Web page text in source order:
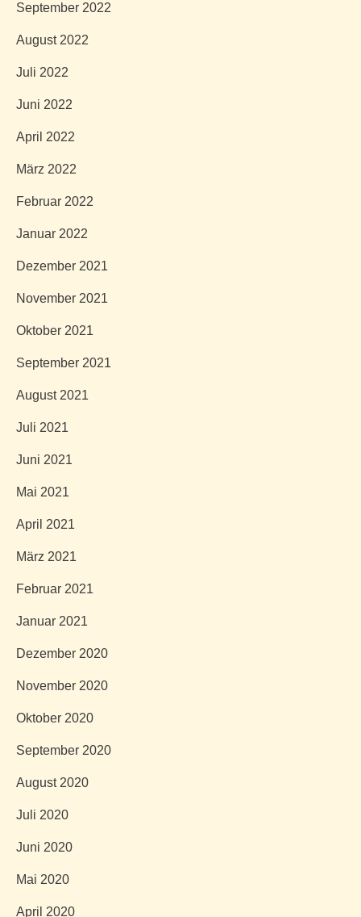
September 2022
August 2022
Juli 2022
Juni 2022
April 2022
März 2022
Februar 2022
Januar 2022
Dezember 2021
November 2021
Oktober 2021
September 2021
August 2021
Juli 2021
Juni 2021
Mai 2021
April 2021
März 2021
Februar 2021
Januar 2021
Dezember 2020
November 2020
Oktober 2020
September 2020
August 2020
Juli 2020
Juni 2020
Mai 2020
April 2020